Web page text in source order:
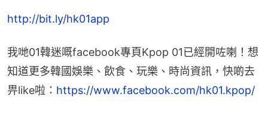
http://bit.ly/hk01app
我哋01韓迷嘅facebook專頁Kpop 01已經開咗喇！想
知道更多韓國娛樂、飲食、玩樂、時尚資訊，快啲去
畀like啦： https://www.facebook.com/hk01.kpop/